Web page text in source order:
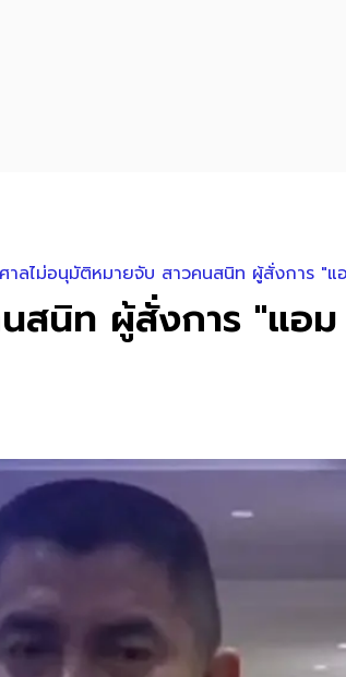
ศาลไม่อนุมัติหมายจับ สาวคนสนิท ผู้สั่งการ "แ
สนิท ผู้สั่งการ "แอม